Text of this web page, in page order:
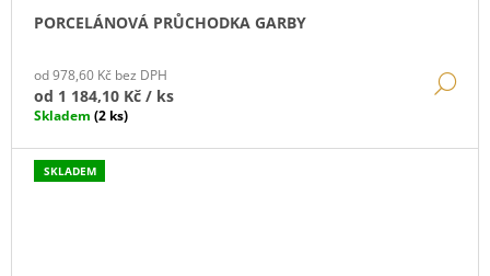
PORCELÁNOVÁ PRŮCHODKA GARBY
od 978,60 Kč bez DPH
od 1 184,10 Kč / ks
Skladem (2 ks)
SKLADEM